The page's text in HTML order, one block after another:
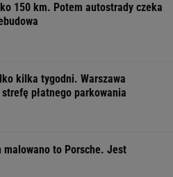
150 km. Potem autostrady czeka
kilka tygodni. Warszawa
płatnego parkowania
malowano to Porsche. Jest